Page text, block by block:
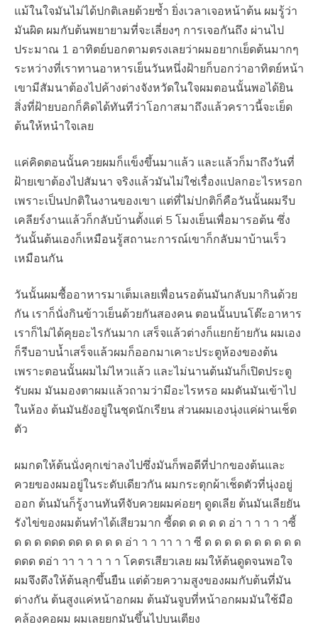
แม้ในใจมันไม่ได้ปกติเลยด้วยซ้ำ ยิ่งเวลาเจอหน้าต้น ผมรู้ว่า
มันผิด ผมกับต้นพยายามที่จะเลี่ยงๆ การเจอกันถึง ผ่านไป
ประมาณ 1 อาทิตย์บอกตามตรงเลยว่าผมอยากเย็ดต้นมากๆ
ระหว่างที่เราทานอาหารเย็นวันหนึ่งฝ้ายก็บอกว่าอาทิตย์หน้า
เขามีสัมนาต้องไปค้างต่างจังหวัดในใจผมตอนนั้นพอได้ยิน
สิ่งที่ฝ้ายบอกก็คิดได้ทันทีว่าโอกาสมาถึงแล้วคราวนี้จะเย็ด
ต้นให้หนำใจเลย
แค่คิดตอนนั้นควยผมก็แข็งขึ้นมาแล้ว และแล้วก็มาถึงวันที่
ฝ้ายเขาต้องไปสัมนา จริงแล้วมันไม่ใช่เรื่องแปลกอะไรหรอก
เพราะเป็นปกติในงานของเขา แต่ที่ไม่ปกติก็คือวันนั้นผมรีบ
เคลียร์งานแล้วก็กลับบ้านตั้งแต่ 5 โมงเย็นเพื่อมารอต้น ซึ่ง
วันนั้นต้นเองก็เหมือนรู้สถานะการณ์เขาก็กลับมาบ้านเร็ว
เหมือนกัน
วันนั้นผมซื้ออาหารมาเต็มเลยเพื่อนรอต้นมันกลับมากินด้วย
กัน เราก็นั่งกินข้าวเย็นด้วยกันสองคน ตอนนั้นบนโต๊ะอาหาร
เราก็ไม่ได้คุยอะไรกันมาก เสร็จแล้วต่างก็แยกย้ายกัน ผมเอง
ก็รีบอาบน้ำเสร็จแล้วผมก็ออกมาเคาะประตูห้องของต้น
เพราะตอนนั้นผมไม่ไหวแล้ว และไม่นานต้นมันก็เปิดประตู
รับผม มันมองตาผมแล้วถามว่ามีอะไรหรอ ผมดันมันเข้าไป
ในห้อง ต้นมันยังอยู่ในชุดนักเรียน ส่วนผมเองนุ่งแค่ผ่านเช็ด
ตัว
ผมกดให้ต้นนั่งคุกเข่าลงไปซึ่งมันก็พอดีที่ปากของต้นและ
ควยของผมอยู่ในระดับเดียวกัน ผมกระตุกผ้าเช็ดตัวที่นุ่งอยู่
ออก ต้นมันก็รู้งานทันทีจับควยผมค่อยๆ ดูดเลีย ต้นมันเลียยัน
รังไข่ของผมต้นทำได้เสียวมาก ซี้ดด ด ด ด ด อ่า า า า า าซี้
ด ด ด ดดด ดด ด ด ด ด อ่า า า าา า า ซี ด ด ด ด ด ด ด ด ด ด
ดดด ดอ่า าา า า า า า โคตรเสียวเลย ผมให้ต้นดูดจนพอใจ
ผมจึงดึงให้ต้นลุกขึ้นยืน แต่ด้วยความสูงของผมกับต้นที่มัน
ต่างกัน ต้นสูงแค่หน้าอกผม ต้นมันจูบที่หน้าอกผมมันใช้มือ
คล้องคอผม ผมเลยยกมันขึ้นไปบนเตียง